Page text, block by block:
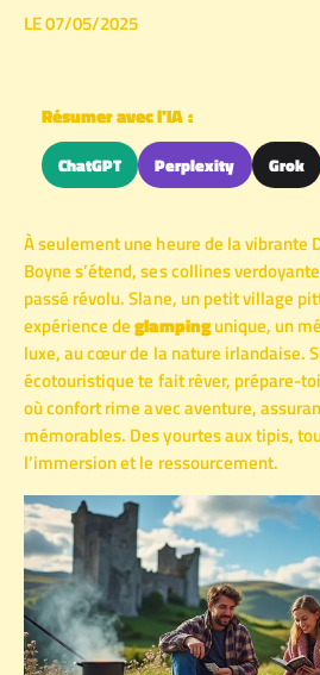
LE 07/05/2025
Résumer avec l'IA :
ChatGPT Perplexity Grok
À seulement une heure de la vibrante
Boyne s’étend, ses collines
passé révolu. Slane, un petit village
expérience deglampingunique, un
luxe, au cœur de la nature irlandaise.
écotouristique te fait rêver, prépare-
où confort rime avec aventure,
mémorables. Des yourtes aux tipis,
l’immersion et le ressourcement.